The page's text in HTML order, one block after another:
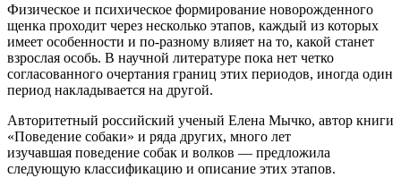
Физическое и психическое формирование новорожденного
щенка проходит через несколько этапов, каждый из которых
имеет особенности и по-разному влияет на то, какой станет
взрослая особь. В научной литературе пока нет четко
согласованного очертания границ этих периодов, иногда один
период накладывается на другой.
Авторитетный российский ученый Елена Мычко, автор книги
«Поведение собаки» и ряда других, много лет
изучавшая поведение собак и волков — предложила
следующую классификацию и описание этих этапов.